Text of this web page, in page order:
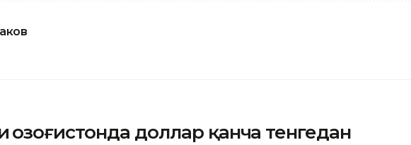
Қозоғистонда доллар қанча тенгедан